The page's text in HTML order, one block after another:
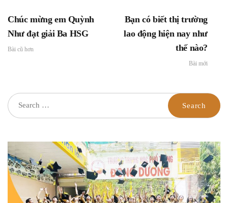
Chúc mừng em Quỳnh
Như đạt giải Ba HSG
Bài cũ hơn
Bạn có biết thị trường
lao động hiện nay như
thế nào?
Bài mới